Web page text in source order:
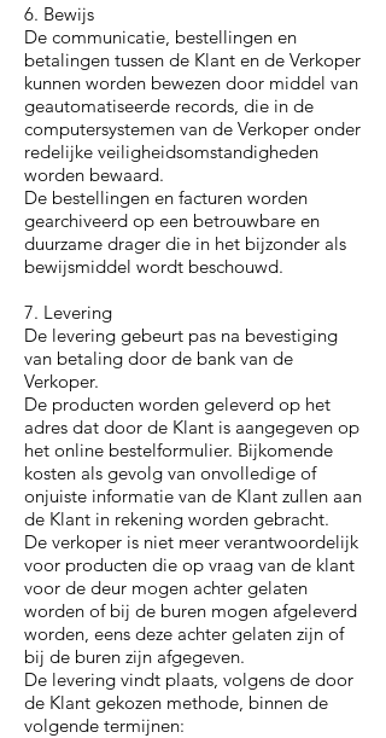
6. Bewijs
De communicatie, bestellingen en
betalingen tussen de Klant en de Verkoper
kunnen worden bewezen door middel van
geautomatiseerde records, die in de
computersystemen van de Verkoper onder
redelijke veiligheidsomstandigheden
worden bewaard.
De bestellingen en facturen worden
gearchiveerd op een betrouwbare en
duurzame drager die in het bijzonder als
bewijsmiddel wordt beschouwd.
7. Levering
De levering gebeurt pas na bevestiging
van betaling door de bank van de
Verkoper.
De producten worden geleverd op het
adres dat door de Klant is aangegeven op
het online bestelformulier. Bijkomende
kosten als gevolg van onvolledige of
onjuiste informatie van de Klant zullen aan
de Klant in rekening worden gebracht.
De verkoper is niet meer verantwoordelijk
voor producten die op vraag van de klant
voor de deur mogen achter gelaten
worden of bij de buren mogen afgeleverd
worden, eens deze achter gelaten zijn of
bij de buren zijn afgegeven.
De levering vindt plaats, volgens de door
de Klant gekozen methode, binnen de
volgende termijnen: